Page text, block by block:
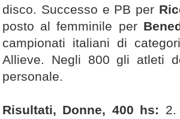
disco. Successo e PB per
posto al femminile per
campionati italiani di
Allieve. Negli 800 gli atleti
personale.
Risultati, Donne, 400 hs: 2.